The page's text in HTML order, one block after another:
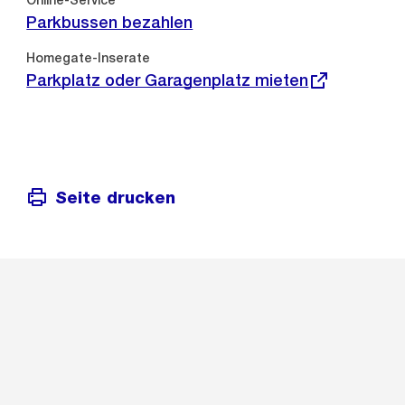
Parkbussen bezahlen
Homegate-Inserate
Externer
Link:
Parkplatz oder Garagenplatz mieten
Seite drucken